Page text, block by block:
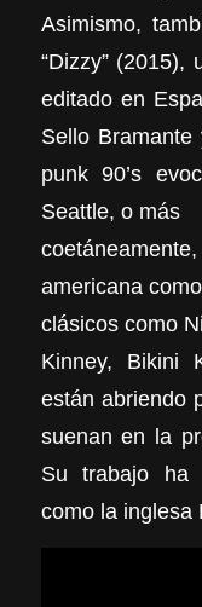
Asimismo,
“Dizzy” (2015),
editado en
Sello
punk 90’s
Seattle, o más
americana
clásicos como
Kinney, Bikini
están abriendo
suenan en la
Su trabajo ha
como la inglesa